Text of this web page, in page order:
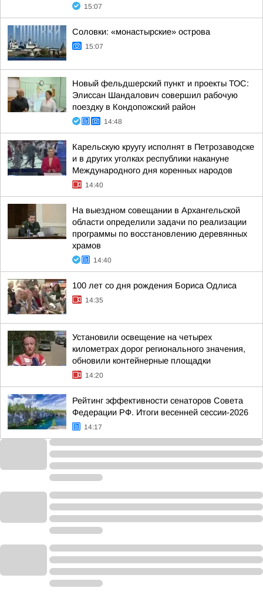
15:07
Соловки: «монастырские» острова
15:07
Новый фельдшерский пункт и проекты ТОС:
Элиссан Шандалович совершил рабочую
поездку в Кондопожский район
14:48
Карельскую круугу исполнят в Петрозаводске
и в других уголках республики накануне
Международного дня коренных народов
14:40
На выездном совещании в Архангельской
области определили задачи по реализации
программы по восстановлению деревянных
храмов
14:40
100 лет со дня рождения Бориса Одлиса
14:35
Установили освещение на четырех
километрах дорог регионального значения,
обновили контейнерные площадки
14:20
Рейтинг эффективности сенаторов Совета
Федерации РФ. Итоги весенней сессии-2026
14:17